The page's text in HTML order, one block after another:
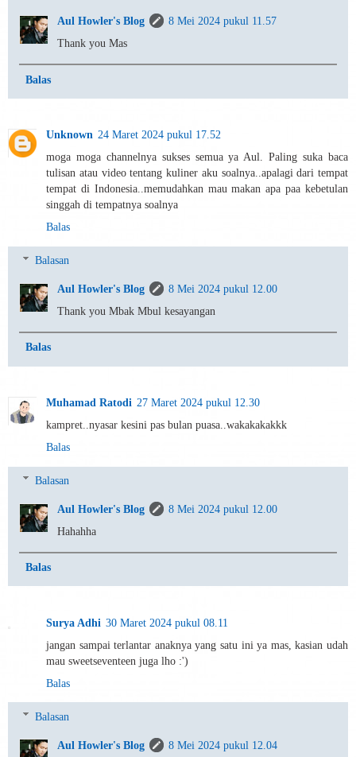
Aul Howler's Blog
8 Mei 2024 pukul 11.57
Thank you Mas
Balas
Unknown 24 Maret 2024 pukul 17.52
moga moga channelnya sukses semua ya Aul. Paling suka baca
tulisan atau video tentang kuliner aku soalnya..apalagi dari tempat
tempat di Indonesia..memudahkan mau makan apa paa kebetulan
singgah di tempatnya soalnya
Balas
Balasan
Aul Howler's Blog
8 Mei 2024 pukul 12.00
Thank you Mbak Mbul kesayangan
Balas
Muhamad Ratodi 27 Maret 2024 pukul 12.30
kampret..nyasar kesini pas bulan puasa..wakakakakkk
Balas
Balasan
Aul Howler's Blog
8 Mei 2024 pukul 12.00
Hahahha
Balas
Surya Adhi 30 Maret 2024 pukul 08.11
jangan sampai terlantar anaknya yang satu ini ya mas, kasian udah
mau sweetseventeen juga lho :')
Balas
Balasan
Aul Howler's Blog
8 Mei 2024 pukul 12.04